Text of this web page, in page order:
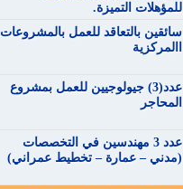
للمؤهلات التميزة.
سائقين بالتعاقد للعمل بالمشروعات
االمركزية
عدد(3) جيولوجيين للعمل بمشروع
المحاجر
عدد 3 مهندسين في التخصصات
(مدني – عمارة – تخطيط عمراني)